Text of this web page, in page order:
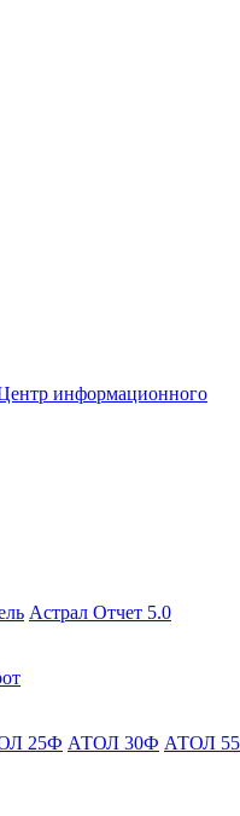
информационного
Астрал Отчет 5.0
25Ф АТОЛ 30Ф АТОЛ